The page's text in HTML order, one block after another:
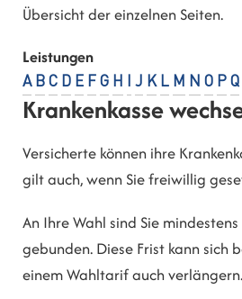
Übersicht der einzelnen Seiten.
Leistungen
A B C D E F G H J K L M N O P Q
Krankenkasse
Versicherte können ihre
gilt auch, wenn Sie freiwillig
An Ihre Wahl sind Sie
gebunden. Diese Frist kann sich
einem Wahltarif auch verlängern.